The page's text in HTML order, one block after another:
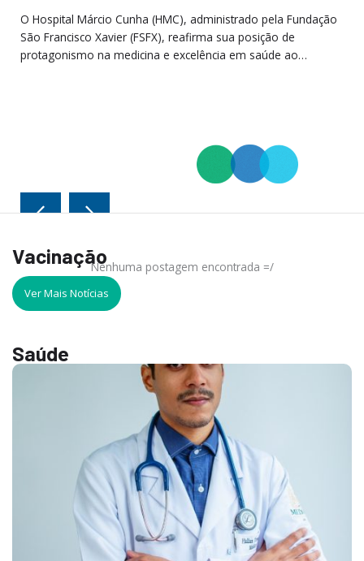
O Hospital Márcio Cunha (HMC), administrado pela Fundação
São Francisco Xavier (FSFX), reafirma sua posição de
protagonismo na medicina e excelência em saúde ao…
VacinaçãoNenhuma postagem encontrada =/
Ver Mais Notícias
Saúde